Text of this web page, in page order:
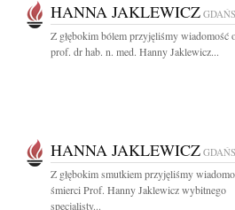
HANNA JAKLEWICZ
Z głębokim bólem przyjęliśmy wiadomość
prof. dr hab. n. med. Hanny Jaklewicz...
HANNA JAKLEWICZ
Z głębokim smutkiem przyjęliśmy
śmierci Prof. Hanny Jaklewicz wybitnego
specjalisty...